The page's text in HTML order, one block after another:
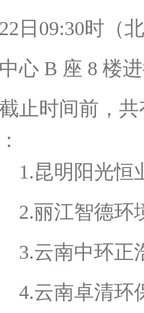
日09:30时（
心 B 座 8 楼进
止时间前，
昆明阳光恒
丽江智德环
云南中环正
云南卓清环